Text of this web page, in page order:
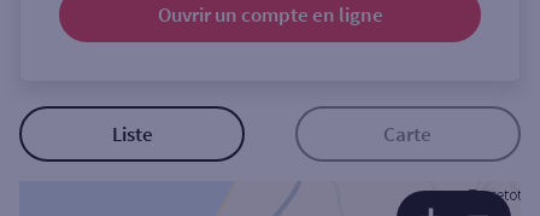
Ouverte le samedi
Coffre-fort
Autour de moi
Ouvrir un compte en ligne
Liste Carte